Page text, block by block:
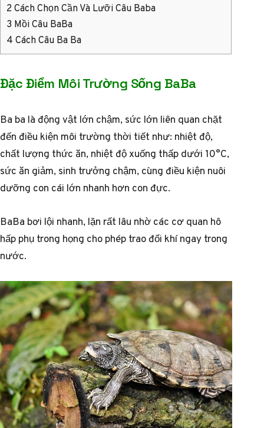
2Cách Chọn Cần Và Lưỡi Câu Baba
3 Mồi Câu BaBa
4 Cách Câu Ba Ba
Đặc Điểm Môi Trường Sống BaBa
Ba ba là động vật lớn chậm, sức lớn liên quan chặt
đến điều kiện môi trường thời tiết như: nhiệt độ,
chất lượng thức ăn, nhiệt độ xuống thấp dưới 10°C,
sức ăn giảm, sinh trưởng chậm, cùng điều kiện nuôi
dưỡng con cái lớn nhanh hơn con đực.
BaBa bơi lội nhanh, lặn rất lâu nhờ các cơ quan hô
hấp phụ trong họng cho phép trao đổi khí ngay trong
nước.